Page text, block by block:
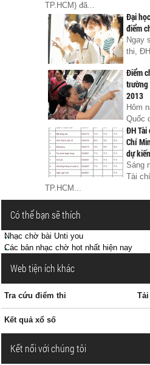
TP.HCM) đã...
Đại
điểm
Ngay
thi,
Điểm
trường
2013
Hôm
Quốc
ĐH
Chí
dự kiến
Sáng
Tài
TP.HCM...
Có thể bạn sẽ thích
Nhạc chờ bài Unti you
Các bản nhạc chờ hot nhất hiện nay
Web tiện ích khác
Tra cứu điểm thi
Kết quả xổ số
Kết nối với chúng tôi